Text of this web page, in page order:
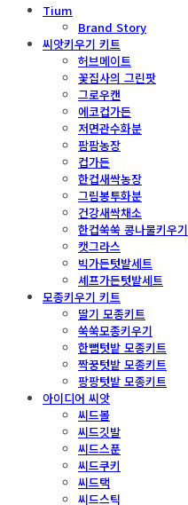
Tium
Brand Story
씨앗키우기 키트
허브메이트
꽃집사의 그린팟
그로우캔
에코컵가든
저면관수화분
팜팜농장
컵가든
한컵새싹농장
그림봉투화분
건강새싹채소
한컵쑥쑥 콩나물키우기
캣그라스
빅가든텃밭세트
셰프가든텃밭세트
모종키우기 키트
딸기 모종키트
쑥쑥모종키우기
한뼘텃밭 모종키트
짝꿍텃밭 모종키트
팡팡텃밭 모종키트
아이디어 씨앗
씨드볼
씨드깃발
씨드스푼
씨드쿠키
씨드택
씨드스틱